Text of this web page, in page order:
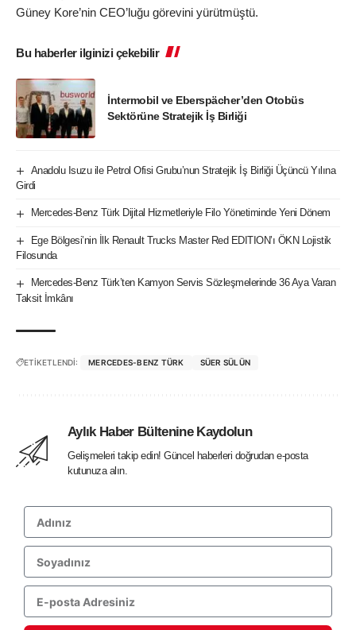
Güney Kore’nin CEO’luğu görevini yürütmüştü.
Bu haberler ilginizi çekebilir
İntermobil ve Eberspächer’den Otobüs
Sektörüne Stratejik İş Birliği
Anadolu Isuzu ile Petrol Ofisi Grubu’nun Stratejik İş Birliği Üçüncü Yılına
Girdi
Mercedes-Benz Türk Dijital Hizmetleriyle Filo Yönetiminde Yeni Dönem
Ege Bölgesi’nin İlk Renault Trucks Master Red EDITION’ı ÖKN Lojistik
Filosunda
Mercedes-Benz Türk’ten Kamyon Servis Sözleşmelerinde 36 Aya Varan
Taksit İmkânı
ETİKETLENDİ: MERCEDES-BENZ TÜRK SÜER SÜLÜN
Aylık Haber Bültenine Kaydolun
Gelişmeleri takip edin! Güncel haberleri doğrudan e-posta
kutunuza alın.